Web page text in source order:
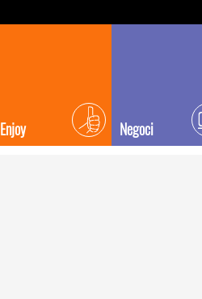
Enjoy Negoci